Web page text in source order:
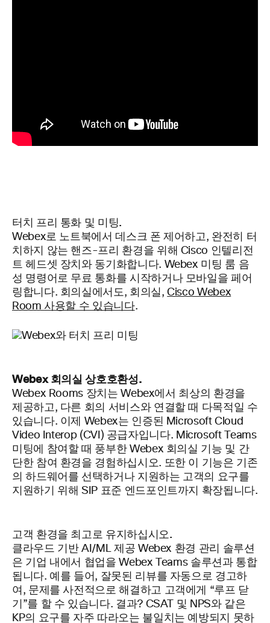
터치 프리 통화 및 미팅.
Webex로 노트북에서 데스크 폰 제어하고, 완전히 터
치하지 않는 핸즈-프리 환경을 위해 Cisco 인텔리전
트 헤드셋 장치와 동기화합니다. Webex 미팅 룸 음
성 명령어로 무료 통화를 시작하거나 모바일을 페어
링합니다. 회의실에서도, 회의실,Cisco Webex
Room 사용할 수 있습니다.
Webex 회의실 상호호환성.
Webex Rooms 장치는 Webex에서 최상의 환경을
제공하고, 다른 회의 서비스와 연결할 때 다목적일 수
있습니다. 이제 Webex는 인증된 Microsoft Cloud
Video Interop (CVI) 공급자입니다. Microsoft Teams
미팅에 참여할 때 풍부한 Webex 회의실 기능 및 간
단한 참여 환경을 경험하십시오. 또한 이 기능은 기존
의 하드웨어를 선택하거나 지원하는 고객의 요구를
지원하기 위해 SIP 표준 엔드포인트까지 확장됩니다.
고객 환경을 최고로 유지하십시오.
클라우드 기반 AI/ML 제공 Webex 환경 관리 솔루션
은 기업 내에서 협업을 Webex Teams 솔루션과 통합
됩니다. 예를 들어, 잘못된 리뷰를 자동으로 경고하
여, 문제를 사전적으로 해결하고 고객에게 “루프 닫
기”를 할 수 있습니다. 결과? CSAT 및 NPS와 같은
KP의 요구를 자주 따라오는 불일치는 예방되지 못하